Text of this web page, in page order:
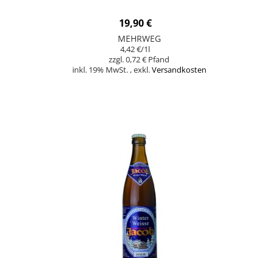
19,90 €
MEHRWEG
4,42 €/1l
0,72 €
inkl. 19% MwSt. ,exkl.Versandkosten